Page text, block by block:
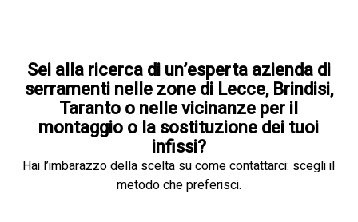
Sei alla ricerca di un’esperta azienda di
serramenti nelle zone di Lecce, Brindisi,
Taranto o nelle vicinanze per il
montaggio o la sostituzione dei tuoi
infissi?
Hai l’imbarazzo della scelta su come contattarci: scegli il
metodo che preferisci.